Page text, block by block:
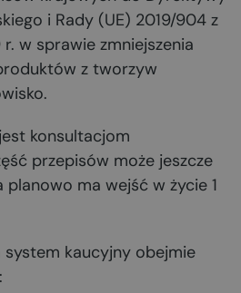
i Rady (UE) 2019/904 z
w sprawie zmniejszenia
z tworzyw
konsultacjom
przepisów może jeszcze
planowo ma wejść w życie 1
kaucyjny obejmie